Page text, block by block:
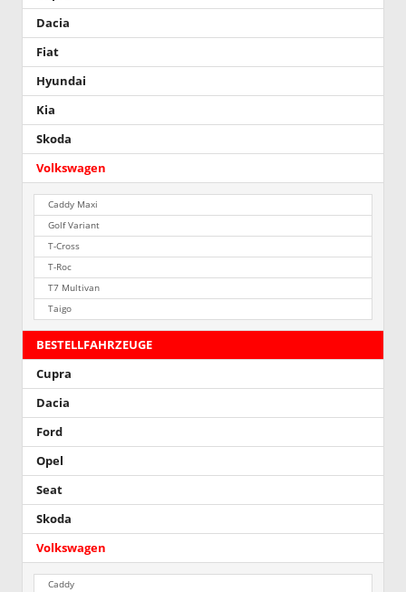
Dacia
Fiat
Hyundai
Kia
Skoda
Volkswagen
Caddy Maxi
Golf Variant
T-Cross
T-Roc
T7 Multivan
Taigo
BESTELLFAHRZEUGE
Cupra
Dacia
Ford
Opel
Seat
Skoda
Volkswagen
Caddy